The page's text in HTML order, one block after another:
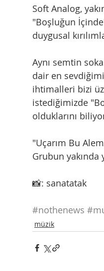
Soft Analog,
"Boşluğun
duygusal
Aynı semtin
dair en
ihtimalleri bizi
istediğimizde
olduklarını
"Uçarım Bu
Grubun yakında
📸: sanatatak
#nothenews
müzik